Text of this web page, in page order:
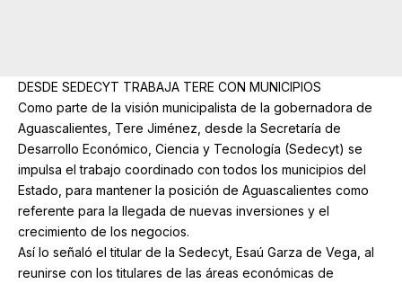
DESDE SEDECYT TRABAJA TERE CON MUNICIPIOS
Como parte de la visión municipalista de la gobernadora de
Aguascalientes, Tere Jiménez, desde la Secretaría de
Desarrollo Económico, Ciencia y Tecnología (Sedecyt) se
impulsa el trabajo coordinado con todos los municipios del
Estado, para mantener la posición de Aguascalientes como
referente para la llegada de nuevas inversiones y el
crecimiento de los negocios.
Así lo señaló el titular de la Sedecyt, Esaú Garza de Vega, al
reunirse con los titulares de las áreas económicas de